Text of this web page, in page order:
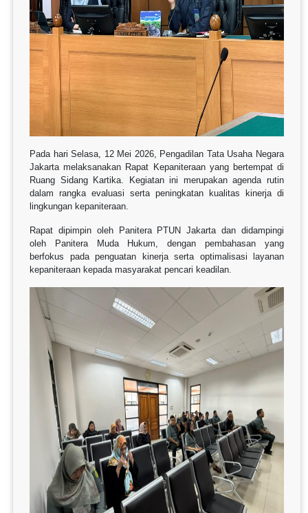
Pada hari Selasa, 12 Mei 2026, Pengadilan Tata Usaha Negara
Jakartamelaksanakan Rapat Kepaniteraan yang bertempat di
Ruang Sidang Kartika. Kegiatan ini merupakan agenda rutin
dalam rangka evaluasi serta peningkatan kualitas kinerja di
lingkungan kepaniteraan.
Rapat dipimpin oleh Panitera PTUN Jakarta dan didampingi
oleh Panitera Muda Hukum, dengan pembahasan yang
berfokus pada penguatan kinerja serta optimalisasi layanan
kepaniteraan kepada masyarakat pencari keadilan.